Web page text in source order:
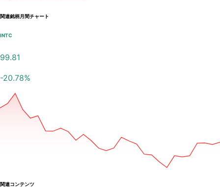
関連銘柄月間チャート
INTC
99.81
-20.78%
関連コンテンツ